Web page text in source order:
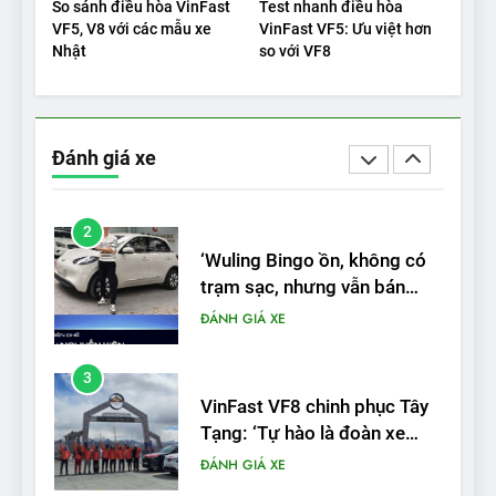
So sánh điều hòa VinFast
VF5, V8 với các mẫu xe
Nhật
Test nhanh điều hòa
VinFast VF5: Ưu việt hơn
so với VF8
Đánh giá xe
nêu tên 5 người vào chung
kết – Mỹ
ĐÁNH GIÁ XE
‘Wuling Bingo ồn, không có
trạm sạc, nhưng vẫn bán
được nếu biết cách’
3
VinFast VF8 chinh phục Tây
Tạng: ‘Tự hào là đoàn xe
điện Việt Nam đầu tiên lăn
ĐÁNH GIÁ XE
4
Nội thất, thiết kế và tính năng
của Audi S6 Sportback e-
tron
ĐÁNH GIÁ XE